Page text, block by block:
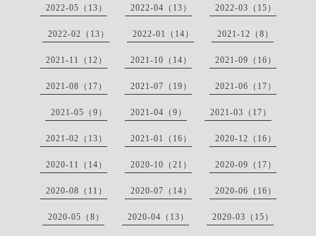
2022-05（13） 2022-04（13） 2022-03（15）
2022-02（13） 2022-01（14） 2021-12（8）
2021-11（12） 2021-10（14） 2021-09（16）
2021-08（17） 2021-07（19） 2021-06（17）
2021-05（9） 2021-04（9） 2021-03（17）
2021-02（13） 2021-01（16） 2020-12（16）
2020-11（14） 2020-10（21） 2020-09（17）
2020-08（11） 2020-07（14） 2020-06（16）
2020-05（8） 2020-04（13） 2020-03（15）